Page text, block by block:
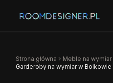
Strona główna Meble na wymiar
Garderoby na wymiar w Bolkowie